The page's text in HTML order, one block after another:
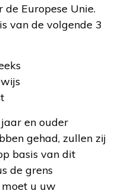
Europese Unie.
van de volgende 3
en ouder
gehad, zullen zij
basis van dit
de grens
u uw